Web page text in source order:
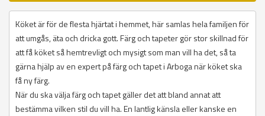
Köket är för de flesta hjärtat i hemmet, här samlas hela familjen för
att umgås, äta och dricka gott. Färg och tapeter gör stor skillnad för
att få köket så hemtrevligt och mysigt som man vill ha det, så ta
gärna hjälp av en expert på färg och tapet i Arboga när köket ska
få ny färg.
När du ska välja färg och tapet gäller det att bland annat att
bestämma vilken stil du vill ha. En lantlig känsla eller kanske en